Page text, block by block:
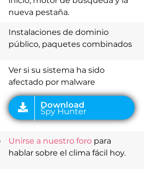
nueva pestaña.
Instalaciones de dominio
público, paquetes combinados
Ver si su sistema ha sido
afectado por malware
Download
Spy Hunter
Unirse a nuestro foropara
hablar sobre el clima fácil hoy.